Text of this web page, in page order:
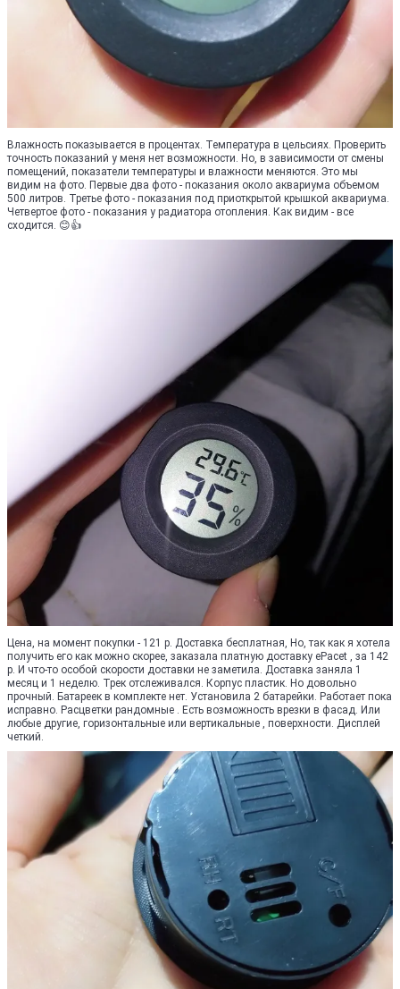
Влажность показывается в процентах. Температура в цельсиях. Проверить
точность показаний у меня нет возможности. Но, в зависимости от смены
помещений, показатели температуры и влажности меняются. Это мы
видим на фото. Первые два фото - показания около аквариума объемом
500 литров. Третье фото - показания под приоткрытой крышкой аквариума.
Четвертое фото - показания у радиатора отопления. Как видим - все
сходится. 😊👍
Цена, на момент покупки - 121 р. Доставка бесплатная, Но, так как я хотела
получить его как можно скорее, заказала платную доставку ePacet , за 142
р. И что-то особой скорости доставки не заметила. Доставка заняла 1
месяц и 1 неделю. Трек отслеживался. Корпус пластик. Но довольно
прочный. Батареек в комплекте нет. Установила 2 батарейки. Работает пока
исправно. Расцветки рандомные . Есть возможность врезки в фасад. Или
любые другие, горизонтальные или вертикальные , поверхности. Дисплей
четкий.